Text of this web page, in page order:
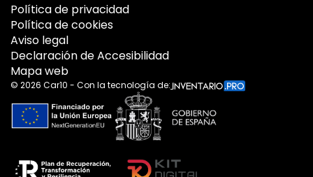
Política de privacidad
Política de cookies
Aviso legal
Declaración de Accesibilidad
Mapa web
© 2026 Car10 - Con la tecnología de: